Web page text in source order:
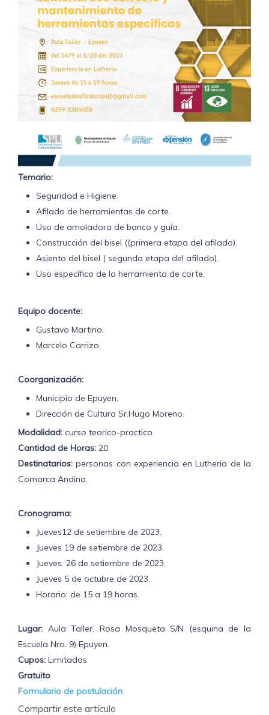
Temario:
Seguridad e Higiene.
Afilado de herramientas de corte.
Uso de amoladora de banco y guía.
Construcción del bisel ((primera etapa del afilado).
Asiento del bisel ( segunda etapa del afilado).
Uso específico de la herramienta de corte.
Equipo docente:
Gustavo Martino.
Marcelo Carrizo.
Coorganización:
Municipio de Epuyen.
Dirección de Cultura Sr.Hugo Moreno.
Modalidad: curso teorico-practico.
Cantidad de Horas: 20
Destinatarios: personas con experiencia en Lutheria de la
Comarca Andina.
Cronograma:
Jueves12 de setiembre de 2023.
Jueves 19 de setiembre de 2023.
Jueves: 26 de setiembre de 2023.
Jueves 5 de octubre de 2023.
Horario: de 15 a 19 horas.
Lugar: Aula Taller. Rosa Mosqueta S/N (esquina de la
Escuela Nro. 9) Epuyen.
Cupos: Limitados
Gratuito
Formulario de postulación
Compartir este artículo